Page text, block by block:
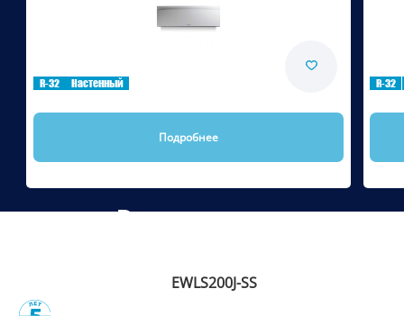
R-32 Настенный
Подробнее
R-32
Рекомендуем
EWLS200J-SS